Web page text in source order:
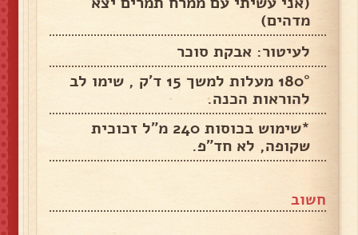
מדהים)
לעיטור: אבקת סוכר
180° מעלות למשך 15 ד'ק , שימו לב
להוראות הכנה.
*שימוש בכוסות 240 מ"ל זכוכית
שקופה, לא חד"פ.
חשוב